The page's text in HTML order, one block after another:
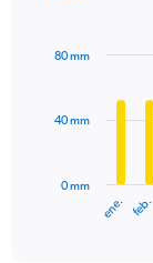
with
The
ene. feb.
0 mm
40 mm
80 mm